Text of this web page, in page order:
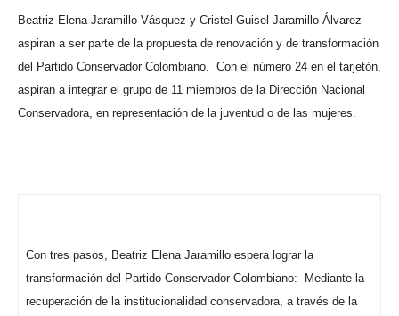
Beatriz Elena Jaramillo Vásquez y Cristel Guisel Jaramillo Álvarez
aspiran a ser parte de la propuesta de renovación y de transformación
del Partido Conservador Colombiano.
Con el número 24 en el tarjetón,
aspiran a integrar el grupo de 11 miembros de la Dirección Nacional
Conservadora, en representación de la juventud o de las mujeres.
Con tres pasos, Beatriz Elena Jaramillo espera lograr la
transformación del Partido Conservador Colombiano:
Mediante la
recuperación de la institucionalidad conservadora, a través de la